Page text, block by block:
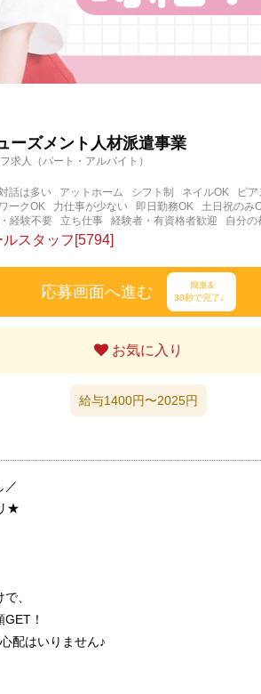
ズメント人材派遣事業
求人（パート・アルバイト）
話は多い アットホーム シフト制 ネイルOK ピ
ークOK 力仕事が少ない 即日勤務OK 土日祝のみ
経験不要 立ち仕事 経験者・有資格者歓迎 自分の
歓迎 髪型自由 髪色自由
スタッフ[5794]
応募画面へ進む
簡単&
30秒で完了♩
お気に入り
給与1400円〜2025円
／
★
、
！
配はいりません♪